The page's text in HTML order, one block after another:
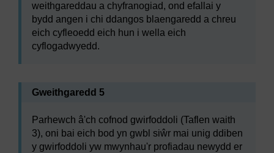
weithgareddau a chyfranogiad, ond efallai y
bydd angen i chi ddangos blaengaredd a chreu
eich cyfleoedd eich hun i wella eich
cyflogadwyedd.
Gweithgaredd 5
Parhewch â'ch cofnod gwirfoddoli (Taflen waith
3), oni bai eich bod yn gwbl siŵr mai unig ddiben
y gwirfoddoli yw mwynhau'r profiadau newydd er